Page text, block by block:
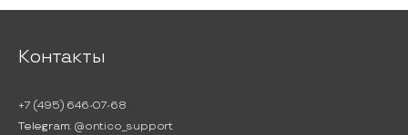
Контакты
+7 (495) 646-07-68
Telegram: @ontico_support